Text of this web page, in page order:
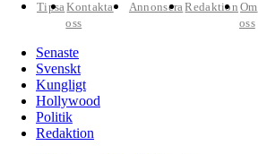
TipsaKontakta
oss
AnnonseraRedaktion Om
oss
Senaste
Svenskt
Kungligt
Hollywood
Politik
Redaktion